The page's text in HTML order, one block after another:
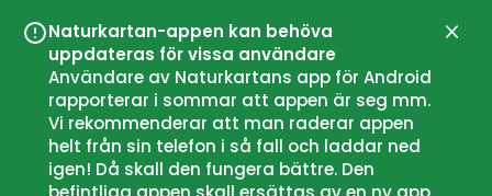
Naturkartan-appen kan behöva
uppdateras för vissa användare
Användare av Naturkartans app för Android
rapporterar i sommar att appen är seg mm.
Vi rekommenderar att man raderar appen
helt från sin telefon i så fall och laddar ned
igen! Då skall den fungera bättre. Den